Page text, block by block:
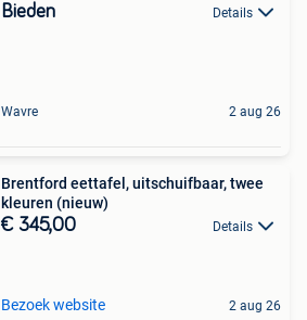
Bieden Details
Wavre 2 aug 26
Brentford eettafel, uitschuifbaar, twee
kleuren (nieuw)
€ 345,00 Details
Bezoek website 2 aug 26